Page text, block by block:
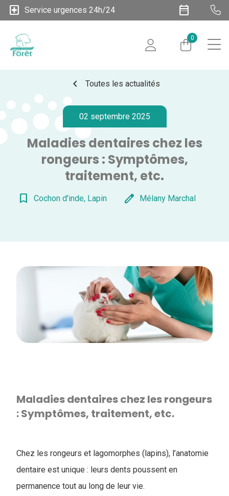
local_hospital Service urgences 24h/24 date_range
0
chevron_left Toutes les actualités
02 septembre 2025
Maladies dentaires chez les
rongeurs : Symptômes,
traitement, etc.
bookmark_border Cochon d'inde, Lapin edit Mélany Marchal
Maladies dentaires chez les rongeurs
: Symptômes, traitement, etc.
Chez les rongeurs et lagomorphes (lapins), l’anatomie
dentaire est unique : leurs dents poussent en
permanence tout au long de leur vie.